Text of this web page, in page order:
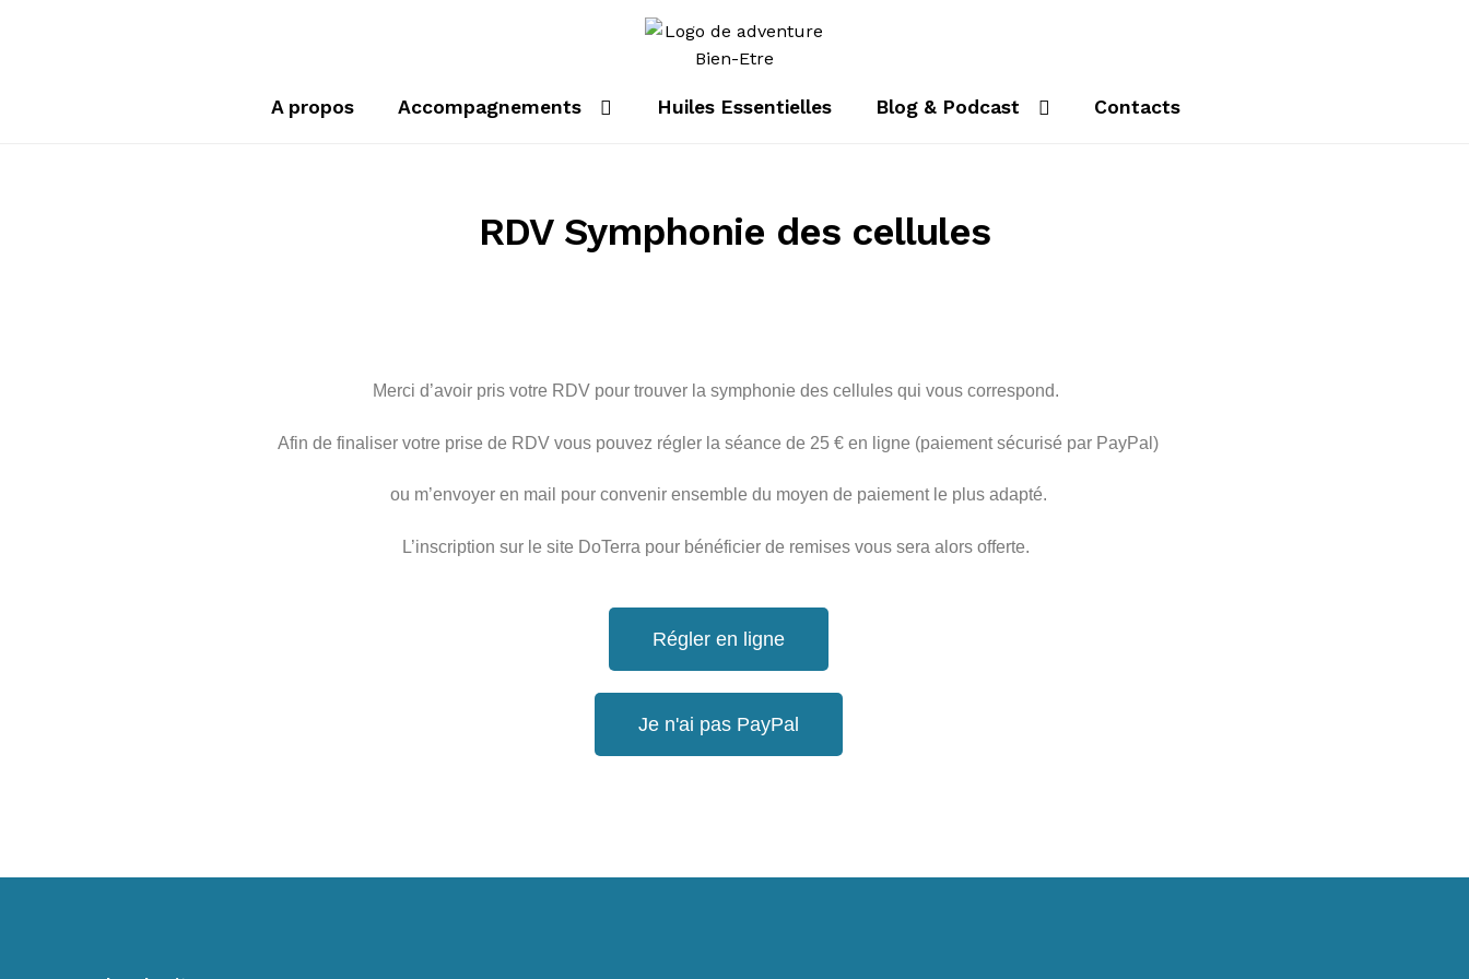
A propos Accompagnements Huiles Essentielles Blog & Podcast Contacts
RDV Symphonie des cellules
Merci d’avoir pris votre RDV pour trouver la symphonie des cellules qui vous correspond.
Afin de finaliser votre prise de RDV vous pouvez régler la séance de 25 € en ligne (paiement sécurisé par PayPal)
ou m’envoyer en mail pour convenir ensemble du moyen de paiement le plus adapté.
L’inscription sur le site DoTerra pour bénéficier de remises vous sera alors offerte.
Régler en ligne
Je n'ai pas PayPal